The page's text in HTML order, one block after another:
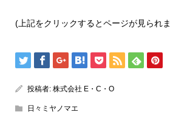
(上記をクリックするとページが見られ
投稿者: 株式会社 E・C・O
日々ミヤノマエ